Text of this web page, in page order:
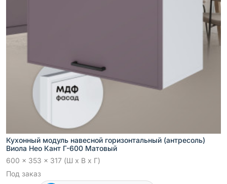
Кухонный модуль навесной горизонтальный (антресоль)
Виола Нео Кант Г-600 Матовый
600 x 353 x 317 (Ш x В x Г)
Под заказ